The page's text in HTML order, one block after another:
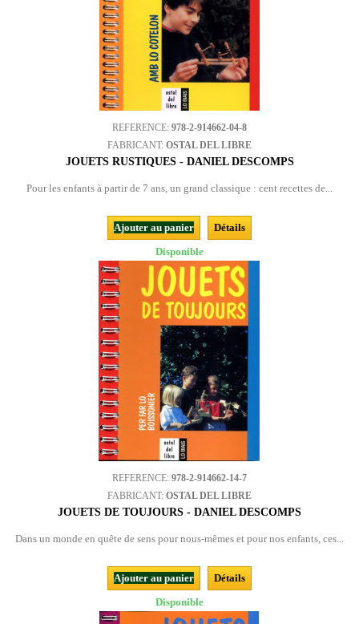
REFERENCE: 978-2-914662-04-8
FABRICANT: OSTAL DEL LIBRE
JOUETS RUSTIQUES - DANIEL DESCOMPS
Pour les enfants à partir de 7 ans, un grand classique : cent recettes de...
Ajouter au panier
Détails
Disponible
REFERENCE: 978-2-914662-14-7
FABRICANT: OSTAL DEL LIBRE
JOUETS DE TOUJOURS - DANIEL DESCOMPS
Dans un monde en quête de sens pour nous-mêmes et pour nos enfants, ces...
Ajouter au panier
Détails
Disponible